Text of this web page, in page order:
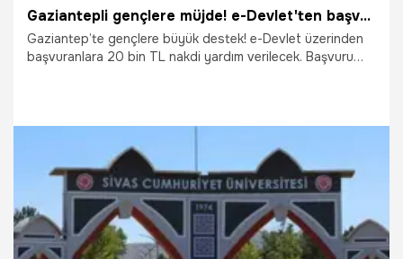
Gaziantepli gençlere müjde! e-Devlet'ten başvuran 20 bin TL nakdi ödeme alacak
Gaziantep’te gençlere büyük destek! e-Devlet üzerinden
başvuranlara 20 bin TL nakdi yardım verilecek. Başvuru
4.09.2025 Gaziantep